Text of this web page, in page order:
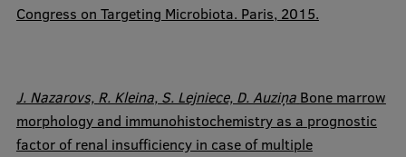
Congress on Targeting Microbiota. Paris, 2015.
J. Nazarovs, R. Kleina, S. Lejniece, D. Auziņa Bone marrow
morphology and immunohistochemistry as a prognostic
factor of renal insufficiency in case of multiple